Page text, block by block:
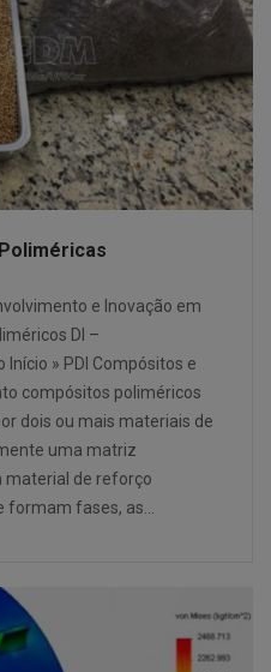
e Inovação em
DI –
» PDI Compósitos e
compósitos poliméricos
dois ou mais materiais de
uma matriz
material de reforço
formam fases, as…